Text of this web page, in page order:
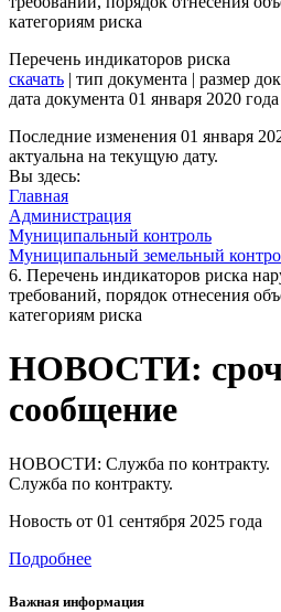
категориям риска
Перечень индикаторов риска
скачать | тип документа | размер
дата документа 01 января 2020 года
Последние изменения 01 января
актуальна на текущую дату.
Вы здесь:
Главная
Администрация
Муниципальный контроль
Муниципальный земельный
6. Перечень индикаторов риска
требований, порядок отнесения
категориям риска
НОВОСТИ:
сообщение
НОВОСТИ: Служба по контракту.
Служба по контракту.
Новость от 01 сентября 2025 года
Подробнее
Важная информация